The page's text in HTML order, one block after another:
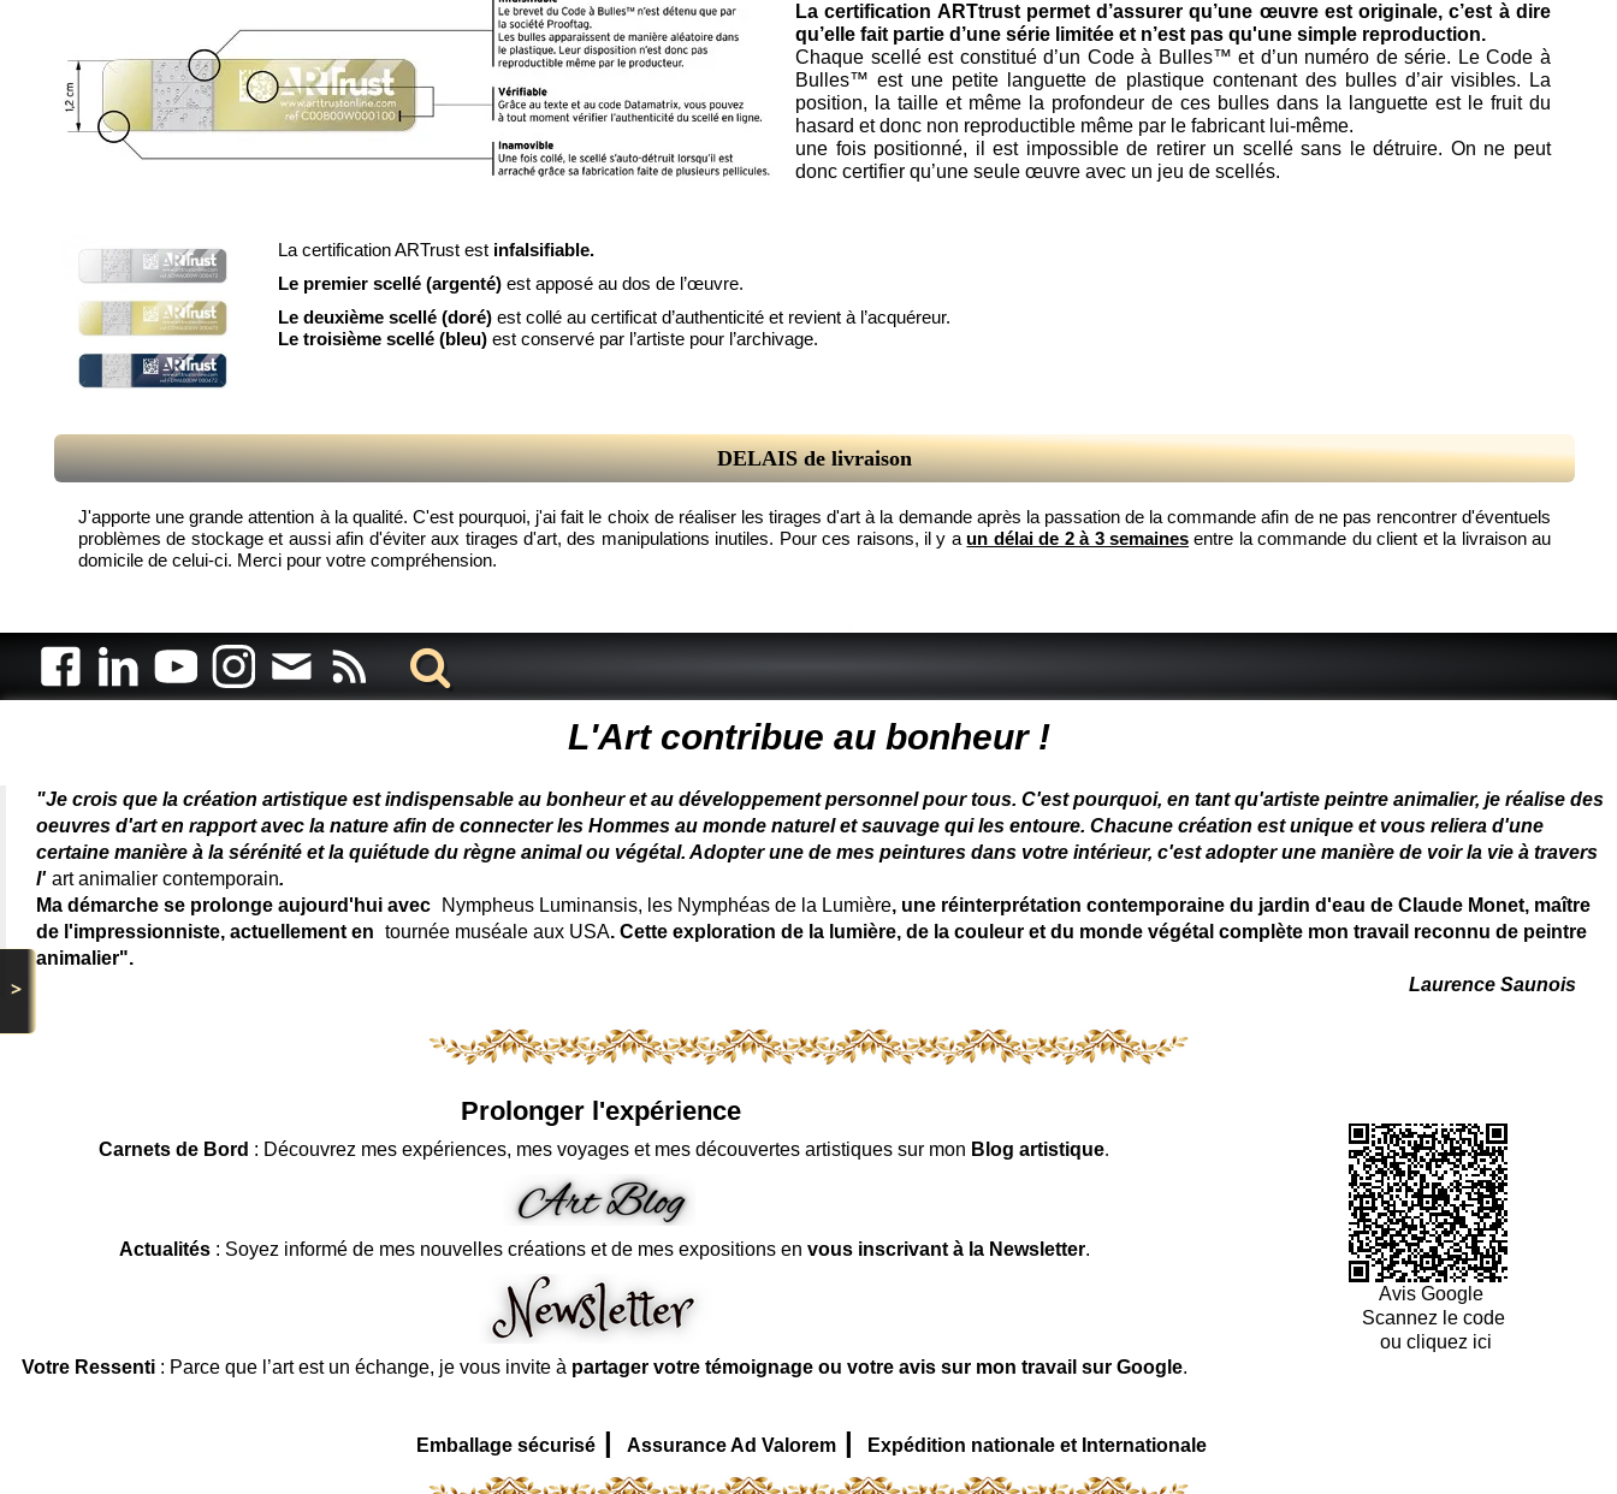
>
La certification ARTtrust permet d’assurer qu’une œuvre est originale, c’est à dire
qu’elle fait partie d’une série limitée et n’est pas qu'une simple reproduction.
Chaque scellé est constitué d’un Code à Bulles™ et d’un numéro de série. Le Code à
Bulles™ est une petite languette de plastique contenant des bulles d’air visibles. La
position, la taille et même la profondeur de ces bulles dans la languette est le fruit du
hasard et donc non reproductible même par le fabricant lui-même.
une fois positionné, il est impossible de retirer un scellé sans le détruire. On ne peut
donc certifier qu’une seule œuvre avec un jeu de scellés.
La certification ARTrust est infalsifiable.
Le premier scellé (argenté) est apposé au dos de l’œuvre.
Le deuxième scellé (doré) est collé au certificat d’authenticité et revient à l’acquéreur.
Le troisième scellé (bleu) est conservé par l’artiste pour l’archivage.
DELAIS de livraison
J'apporte une grande attention à la qualité. C'est pourquoi, j'ai fait le choix de réaliser les tirages d'art à la demande après la passation de la commande afin de ne pas rencontrer d'éventuels
problèmes de stockage et aussi afin d'éviter aux tirages d'art, des manipulations inutiles. Pour ces raisons, il y a un délai de 2 à 3 semaines entre la commande du client et la livraison au
domicile de celui-ci. Merci pour votre compréhension.
L'Art contribue au bonheur !
"Je crois que la création artistique est indispensable au bonheur et au développement personnel pour tous. C'est pourquoi, en tant qu'artiste peintre animalier, je réalise des
oeuvres d'art en rapport avec la nature afin de connecter les Hommes au monde naturel et sauvage qui les entoure. Chacune création est unique et vous reliera d'une
certaine manière à la sérénité et la quiétude du règne animal ou végétal. Adopter une de mes peintures dans votre intérieur, c'est adopter une manière de voir la vie à travers
l' art animalier contemporain.
Ma démarche se prolonge aujourd'hui avec
Nympheus Luminansis, les Nymphéas de la Lumière, une réinterprétation contemporaine du jardin d'eau de Claude Monet, maître
de l'impressionniste, actuellement en tournée muséale aux USA. Cette exploration de la lumière, de la couleur et du monde végétal complète mon travail reconnu de peintre
animalier".
Laurence Saunois
Prolonger l'expérience
Carnets de Bord : Découvrez mes expériences, mes voyages et mes découvertes artistiques sur mon Blog artistique.
Actualités: Soyez informé de mes nouvelles créations et de mes expositions en vous inscrivant à la Newsletter.
Votre Ressenti: Parce que l’art est un échange, je vous invite à partager votre témoignage ou votre avis sur mon travail sur Google.
Avis Google
Scannez le code
ou cliquez ici
Emballage sécurisé | Assurance Ad Valorem | Expédition nationale et Internationale